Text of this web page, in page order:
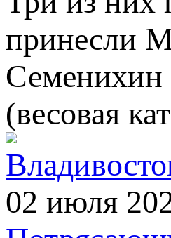
принесли
Семенихин
(весовая
02 июля